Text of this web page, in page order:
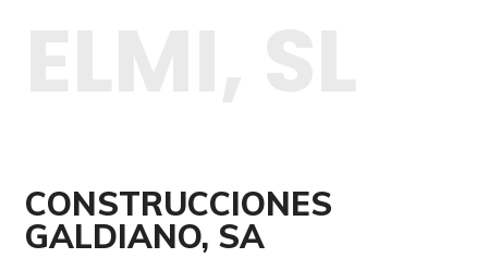
CONSTRUCCIONES
GALDIANO, SA